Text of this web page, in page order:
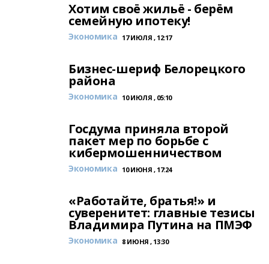
Хотим своё жильё - берём
семейную ипотеку!
Экономика 17 ИЮЛЯ , 12:17
Бизнес-шериф Белорецкого
района
Экономика 10 ИЮЛЯ , 05:10
Госдума приняла второй
пакет мер по борьбе с
кибермошенничеством
Экономика 10 ИЮНЯ , 17:24
«Работайте, братья!» и
суверенитет: главные тезисы
Владимира Путина на ПМЭФ
Экономика 8 ИЮНЯ , 13:30